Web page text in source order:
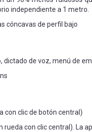
independiente a 1 metro.
cóncavas de perfil bajo
de voz, menú de
con clic de botón central)
con clic central). La